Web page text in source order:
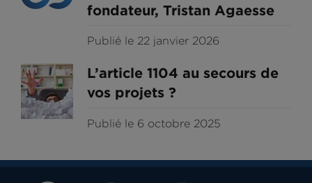
fondateur, Tristan Agaesse
Publié le 22 janvier 2026
L’article 1104 au secours de
vos projets ?
Publié le 6 octobre 2025